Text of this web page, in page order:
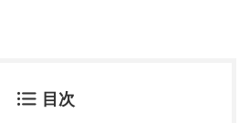
目次